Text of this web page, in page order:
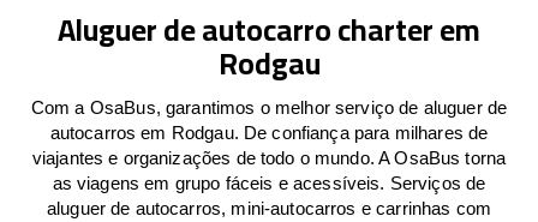
Aluguer de autocarro charter em
Rodgau
Com a OsaBus, garantimos o melhor serviço de aluguer de
autocarros em Rodgau. De confiança para milhares de
viajantes e organizações de todo o mundo. A OsaBus torna
as viagens em grupo fáceis e acessíveis. Serviços de
aluguer de autocarros, mini-autocarros e carrinhas com